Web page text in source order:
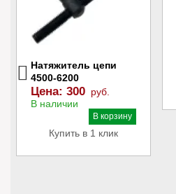
Натяжитель цепи
4500-6200
Цена: 300 руб.
В наличии
В корзину
Купить в 1 клик